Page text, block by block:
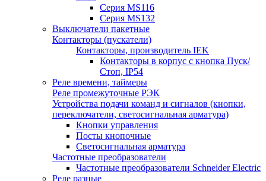
Серия MS116
Серия MS132
Выключатели пакетные
Контакторы (пускатели)
Контакторы, производитель IEK
Контакторы в корпус с кнопка Пуск/
Стоп, IP54
Реле времени, таймеры
Реле промежуточные РЭК
Устройства подачи команд и сигналов (кнопки,
переключатели, светосигнальная арматура)
Кнопки управления
Посты кнопочные
Светосигнальная арматура
Частотные преобразователи
Частотные преобразователи Schneider Electric
Реле разные